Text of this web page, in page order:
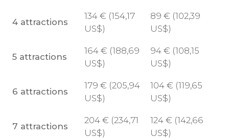
4 attractions
134 € (154,17
US$)
89 € (102,39
US$)
5 attractions
164 € (188,69
US$)
94 € (108,15
US$)
6 attractions
179 € (205,94
US$)
104 € (119,65
US$)
7 attractions
204 € (234,71
US$)
124 € (142,66
US$)